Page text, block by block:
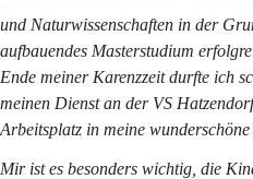
und Naturwissenschaften in der
aufbauendes Masterstudium
Ende meiner Karenzzeit durfte ich
meinen Dienst an der VS
Arbeitsplatz in meine
Mir ist es besonders wichtig, die